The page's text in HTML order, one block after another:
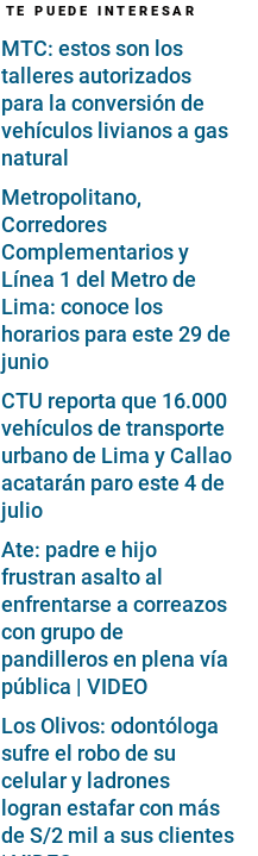
TE PUEDE INTERESAR
MTC: estos son los
talleres autorizados
para la conversión de
vehículos livianos a gas
natural
Metropolitano,
Corredores
Complementarios y
Línea 1 del Metro de
Lima: conoce los
horarios para este 29 de
junio
CTU reporta que 16.000
vehículos de transporte
urbano de Lima y Callao
acatarán paro este 4 de
julio
Ate: padre e hijo
frustran asalto al
enfrentarse a correazos
con grupo de
pandilleros en plena vía
pública | VIDEO
Los Olivos: odontóloga
sufre el robo de su
celular y ladrones
logran estafar con más
de S/2 mil a sus clientes